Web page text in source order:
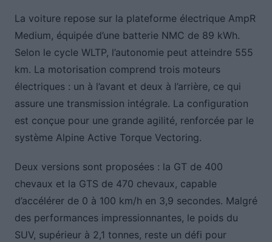
La voiture repose sur la plateforme électrique AmpR
Medium, équipée d’une batterie NMC de 89 kWh.
Selon le cycle WLTP, l’autonomie peut atteindre 555
km. La motorisation comprend trois moteurs
électriques : un à l’avant et deux à l’arrière, ce qui
assure une transmission intégrale. La configuration
est conçue pour une grande agilité, renforcée par le
système Alpine Active Torque Vectoring.
Deux versions sont proposées : la GT de 400
chevaux et la GTS de 470 chevaux, capable
d’accélérer de 0 à 100 km/h en 3,9 secondes. Malgré
des performances impressionnantes, le poids du
SUV, supérieur à 2,1 tonnes, reste un défi pour